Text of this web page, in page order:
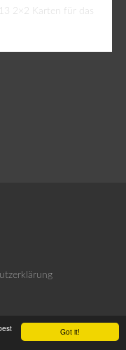
Got it!
2×2 Karten für das